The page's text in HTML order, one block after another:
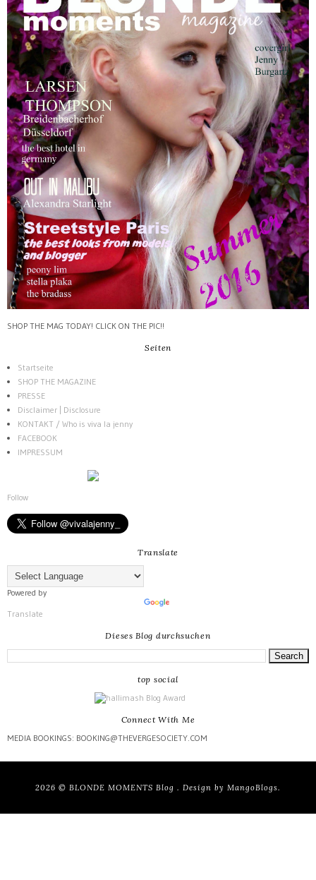
SHOP THE MAG TODAY! CLICK ON THE PIC!!
Seiten
Startseite
SHOP THE MAGAZINE
PRESSE
Disclaimer | Disclosure
KONTAKT / Who is viva la jenny
FACEBOOK
IMPRESSUM
Follow
Translate
Powered by
Translate
Dieses Blog durchsuchen
top social
Connect With Me
MEDIA BOOKINGS: BOOKING@THEVERGESOCIETY.COM
2026 © BLONDE MOMENTS Blog . Design by MangoBlogs.